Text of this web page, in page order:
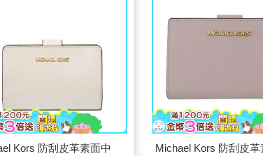
Kors 防刮皮革素面中
Michael Kors 防刮皮革